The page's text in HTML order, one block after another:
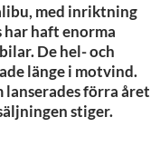
med inriktning
har haft enorma
De hel- och
länge i motvind.
lanserades förra året
stiger.